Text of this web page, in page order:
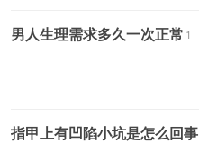
男人生理需求多久一次正常 1
指甲上有凹陷小坑是怎么回事